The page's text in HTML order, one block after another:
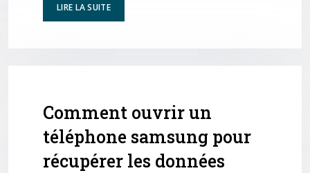
LIRE LA SUITE
Comment ouvrir un
téléphone samsung pour
récupérer les données